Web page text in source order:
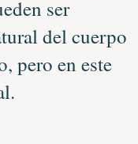
ser
del cuerpo
pero en este